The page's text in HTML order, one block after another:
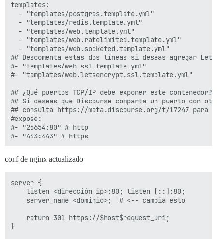
templates:
  - "templates/postgres.template.yml"
  - "templates/redis.template.yml"
  - "templates/web.template.yml"
  - "templates/web.ratelimited.template.yml"
  - "templates/web.socketed.template.yml"
## Descomenta estas dos líneas si deseas agregar
#- "templates/web.ssl.template.yml"
#- "templates/web.letsencrypt.ssl.template.yml"
## ¿Qué puertos TCP/IP debe exponer este contenedor?
## Si deseas que Discourse comparta un puerto con
## consulta https://meta.discourse.org/t/17247 para
#expose:
#- "25654:80" # http
conf de nginx actualizado
server {
    listen <dirección ip>:80; listen [::]:80;
    server_name <dominio>;  # <-- cambia esto
    return 301 https://$host$request_uri;
}